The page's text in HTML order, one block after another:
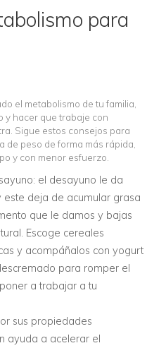
para
el metabolismo de tu familia,
y hacer que trabaje con
Sigue estos consejos para
de peso de forma más rápida,
y con menor esfuerzo.
el desayuno le da
este deja de acumular grasa
que le damos y bajas
Escoge cereales
y acompáñalos con yogurt
para romper el
a trabajar a tu
sus propiedades
ayuda a acelerar el